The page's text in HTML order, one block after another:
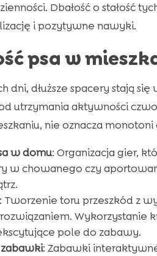
Dbałość o stałość
i pozytywne nawyki.
psa w
dni, dłuższe spacery stają
utrzymania aktywności
nie oznacza
w domu: Organizacja gier,
w chowanego czy
Tworzenie toru przeszkód z
Wykorzystanie
pole do zabawy.
: Zabawki